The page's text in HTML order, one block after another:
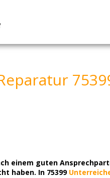
einem guten
haben. In 75399